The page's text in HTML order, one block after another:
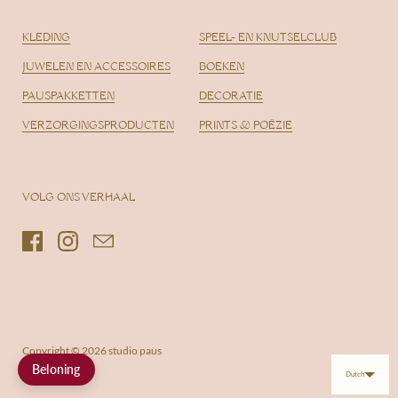
KLEDING
JUWELEN EN ACCESSOIRES
PAUSPAKKETTEN
VERZORGINGSPRODUCTEN
SPEEL- EN KNUTSELCLUB
BOEKEN
DECORATIE
PRINTS & POËZIE
VOLG ONS VERHAAL
FacebookInstagramEmail
Copyright © 2026studio paus
Beloning Dutch